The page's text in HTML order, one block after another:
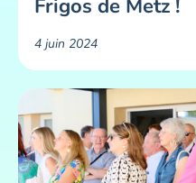
Frigos de Metz !
4 juin 2024